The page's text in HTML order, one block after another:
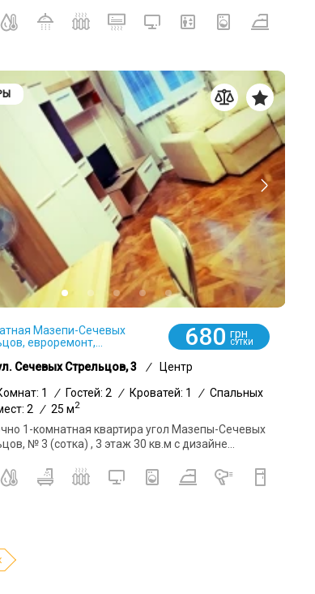
Мазепи-Сечевых
евроремонт,...
680 грн
СУТКИ
Сечевых Стрельцов, 3 /
Центр
1
/ Гостей: 2 / Кроватей: 1 / Спальных
2
/ 25 м2
1-комнатная квартира угол Мазепы-Сечевых
№ 3 (сотка) , 3 этаж 30 кв.м с дизайне...